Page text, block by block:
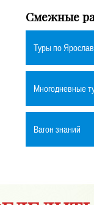
Смежные
Туры по
Многодневные
Вагон знаний